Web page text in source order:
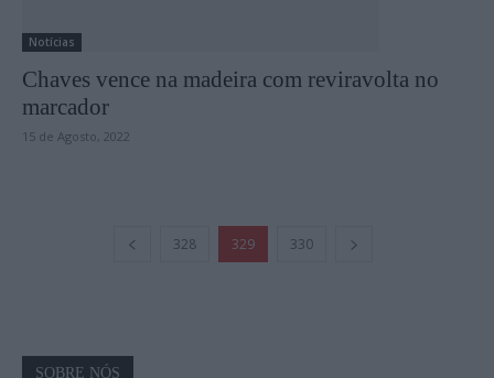
Notícias
Chaves vence na madeira com reviravolta no
marcador
15 de Agosto, 2022
328 329 330
SOBRE NÓS